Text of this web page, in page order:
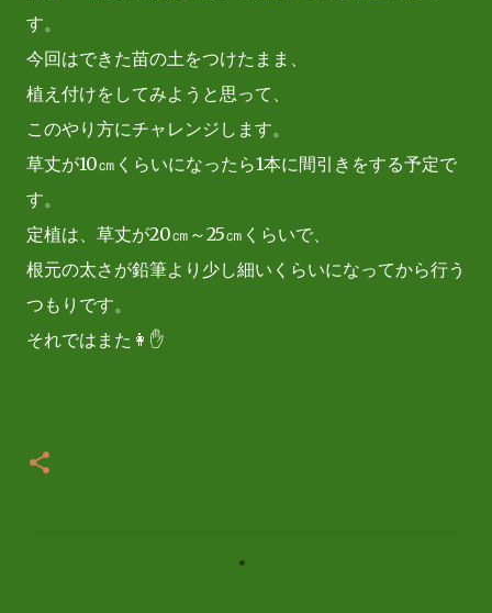
す。
今回はできた苗の土をつけたまま、
植え付けをしてみようと思って、
このやり方にチャレンジします。
草丈が10㎝くらいになったら1本に間引きをする予定で
す。
定植は、草丈が20㎝～25㎝くらいで、
根元の太さが鉛筆より少し細いくらいになってから行う
つもりです。
それではまた👩✋